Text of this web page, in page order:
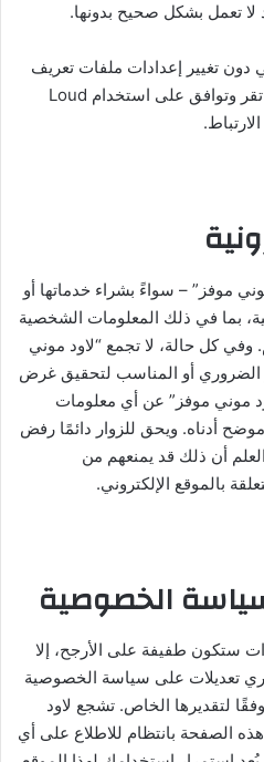
دون تغيير إعدادات ملفات تعريف
الارتباط الخاصة بك، فإنك بذلك تقر وتوافق على استخدام Loud
موفز” – سواءً بشراء خدماتها أو
بما في ذلك المعلومات الشخصية
وفي كل حالة، لا تجمع “لاود موني
الضروري أو المناسب لتحقيق غرض
موني موفز” عن أي معلومات
أدناه. ويحق للزوار دائمًا رفض
أن ذلك قد يمنعهم من
بالموقع الإلكتروني.
ستكون طفيفة على الأرجح، إلا
تعديلات على سياسة الخصوصية
لتقديرها الخاص. تشجع لاود
الصفحة بانتظام للاطلاع على أي